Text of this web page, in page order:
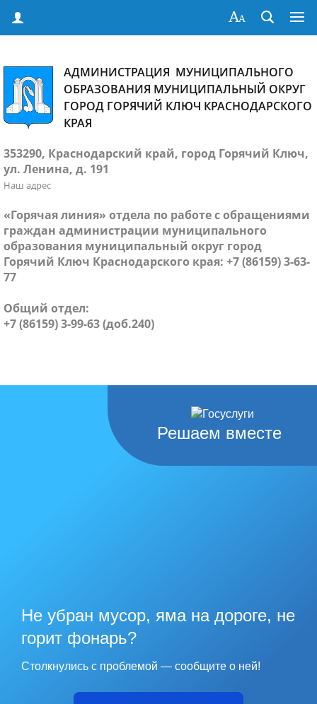
АДМИНИСТРАЦИЯ МУНИЦИПАЛЬНОГО
ОБРАЗОВАНИЯ МУНИЦИПАЛЬНЫЙ ОКРУГ
ГОРОД ГОРЯЧИЙ КЛЮЧ КРАСНОДАРСКОГО
КРАЯ
353290, Краснодарский край, город Горячий Ключ,
ул. Ленина, д. 191
Наш адрес
«Горячая линия» отдела по работе с обращениями
граждан администрации муниципального
образования муниципальный округ город
Горячий Ключ Краснодарского края: +7 (86159) 3-63-
77
Общий отдел:
+7 (86159) 3-99-63 (доб.240)
Решаем вместе
Не убран мусор, яма на дороге, не
горит фонарь?
Столкнулись с проблемой — сообщите о ней!